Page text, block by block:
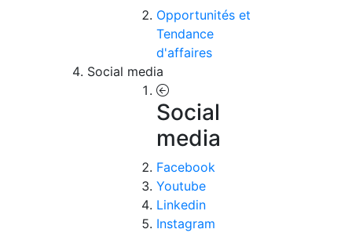
Opportunités et
Tendance
d'affaires
Social media
Social
media
Facebook
Youtube
Linkedin
Instagram